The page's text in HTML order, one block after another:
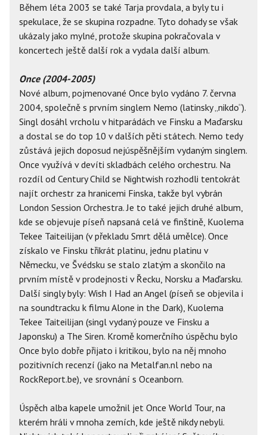
Během léta 2003 se také Tarja provdala, a byly tu i
spekulace, že se skupina rozpadne. Tyto dohady se však
ukázaly jako mylné, protože skupina pokračovala v
koncertech ještě další rok a vydala další album.
Once (2004-2005)
Nové album, pojmenované Once bylo vydáno 7. června
2004, společně s prvním singlem Nemo (latinsky „nikdo“).
Singl dosáhl vrcholu v hitparádách ve Finsku a Maďarsku
a dostal se do top 10 v dalších pěti státech. Nemo tedy
zůstává jejich doposud nejúspěšnějším vydaným singlem.
Once využívá v devíti skladbách celého orchestru. Na
rozdíl od Century Child se Nightwish rozhodli tentokrát
najít orchestr za hranicemi Finska, takže byl vybrán
London Session Orchestra. Je to také jejich druhé album,
kde se objevuje píseň napsaná celá ve finštině, Kuolema
Tekee Taiteilijan (v překladu Smrt dělá umělce). Once
získalo ve Finsku třikrát platinu, jednu platinu v
Německu, ve Švédsku se stalo zlatým a skončilo na
prvním místě v prodejnosti v Řecku, Norsku a Maďarsku.
Další singly byly: Wish I Had an Angel (píseň se objevila i
na soundtracku k filmu Alone in the Dark), Kuolema
Tekee Taiteilijan (singl vydaný pouze ve Finsku a
Japonsku) a The Siren. Kromě komerčního úspěchu bylo
Once bylo dobře přijato i kritikou, bylo na něj mnoho
pozitivních recenzí (jako na Metalfan.nl nebo na
RockReport.be), ve srovnání s Oceanborn.
Úspěch alba kapele umožnil jet Once World Tour, na
kterém hráli v mnoha zemích, kde ještě nikdy nebyli.